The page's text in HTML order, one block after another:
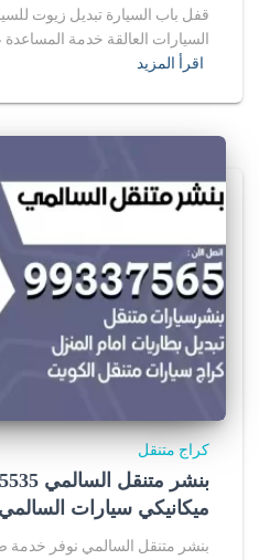
قفل باب السيارة تبديل زيوت
السيارات العالقة خدمة
اقرأ المزيد
كراج متنقل
ميكانيكي سيارات السالمي
بنشر متنقل السالمي نوفر خدمة